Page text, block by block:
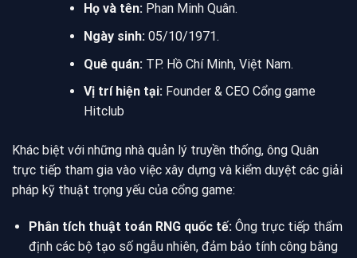
Họ và tên:Phan Minh Quân.
Ngày sinh:05/10/1971.
Quê quán:TP. Hồ Chí Minh, Việt Nam.
Vị trí hiện tại:Founder & CEO Cổng game
Hitclub
Khác biệt với những nhà quản lý truyền thống, ông Quân
trực tiếp tham gia vào việc xây dựng và kiểm duyệt các giải
pháp kỹ thuật trọng yếu của cổng game:
Phân tích thuật toán RNG quốc tế:Ông trực tiếp thẩm
định các bộ tạo số ngẫu nhiên, đảm bảo tính công bằng